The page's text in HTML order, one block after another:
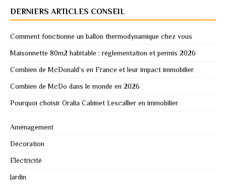
DERNIERS ARTICLES CONSEIL
Comment fonctionne un ballon thermodynamique chez vous
Maisonnette 80m2 habitable : réglementation et permis 2026
Combien de McDonald’s en France et leur impact immobilier
Combien de McDo dans le monde en 2026
Pourquoi choisir Oralia Cabinet Lescallier en immobilier
Aménagement
Décoration
Eléctricité
Jardin